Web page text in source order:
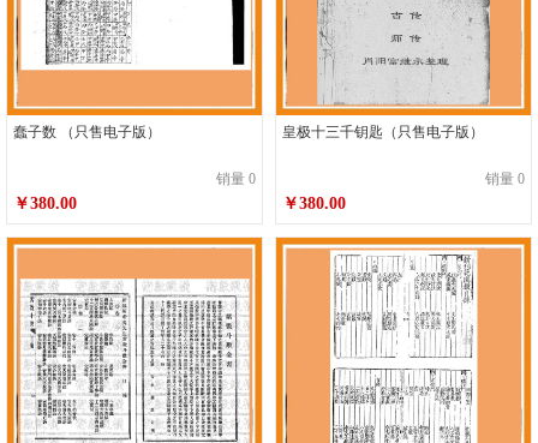
蠢子数 （只售电子版）
销量 0
￥380.00
皇极十三千钥匙（只售电子版）
销量 0
￥380.00